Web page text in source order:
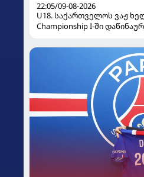
22:05/09-08-2026
U18. საქართველოს ვაჟ
Championship I-ში